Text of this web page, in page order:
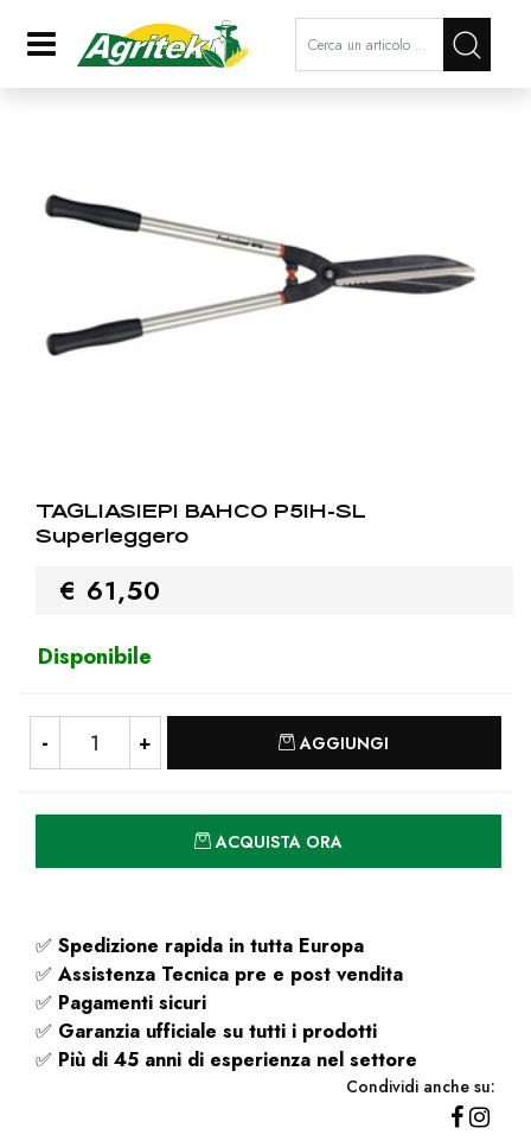
Open La modifica di un filtro
TAGLIASIEPI BAHCO P51H-SL
Superleggero
€ 61,50
Disponibile
AGGIUNGI
ACQUISTA ORA
✅ Spedizione rapida in tutta Europa
✅ Assistenza Tecnica pre e post vendita
✅ Pagamenti sicuri
✅ Garanzia ufficiale su tutti i prodotti
✅ Più di 45 anni di esperienza nel settore
Condividi anche su: